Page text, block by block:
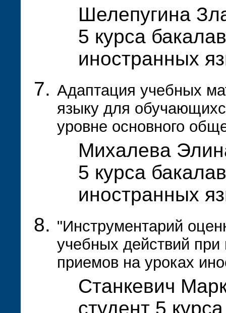
Шелепугина
5 курса
иностранных
Адаптация учебных
языку для
уровне основного
Михалева
5 курса
иностранных
"Инструментарий
учебных действий при
приемов на уроках
Станкевич
студент 5